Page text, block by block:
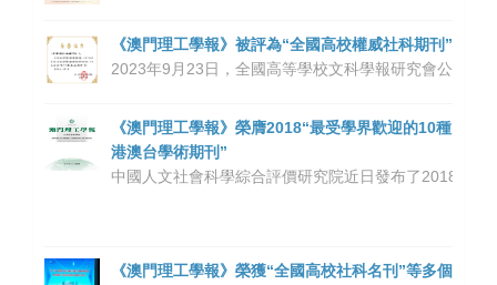
《澳門理工學報》被評為“全國高校權威社科期刊”
2023年9月23日，全國高等學校文科學報研究會公布了
《澳門理工學報》榮膺2018“最受學界歡迎的10種
港澳台學術期刊”
中國人文社會科學綜合評價研究院近日發布了2018“最
《澳門理工學報》榮獲“全國高校社科名刊”等多個